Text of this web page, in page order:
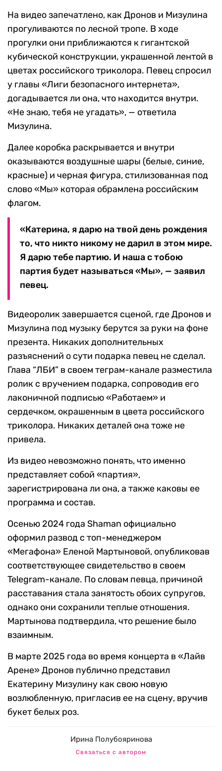
На видео запечатлено, как Дронов и Мизулина
прогуливаются по лесной тропе. В ходе
прогулки они приближаются к гигантской
кубической конструкции, украшенной лентой в
цветах российского триколора. Певец спросил
у главы «Лиги безопасного интернета»,
догадывается ли она, что находится внутри.
«Не знаю, тебя не угадать», — ответила
Мизулина.
Далее коробка раскрывается и внутри
оказываются воздушные шары (белые, синие,
красные) и черная фигура, стилизованная под
слово «Мы» которая обрамлена российским
флагом.
«Катерина, я дарю на твой день рождения
то, что никто никому не дарил в этом мире.
Я дарю тебе партию. И наша с тобою
партия будет называться «Мы», — заявил
певец.
Видеоролик завершается сценой, где Дронов и
Мизулина под музыку берутся за руки на фоне
презента. Никаких дополнительных
разъяснений о сути подарка певец не сделал.
Глава “ЛБИ” в своем теграм-канале разместила
ролик с вручением подарка, сопроводив его
лаконичной подписью «Работаем» и
сердечком, окрашенным в цвета российского
триколора. Никаких деталей она тоже не
привела.
Из видео невозможно понять, что именно
представляет собой «партия»,
зарегистрирована ли она, а также каковы ее
программа и состав.
Осенью 2024 года Shaman официально
оформил развод с топ-менеджером
«Мегафона» Еленой Мартыновой, опубликовав
соответствующее свидетельство в своем
Telegram-канале. По словам певца, причиной
расставания стала занятость обоих супругов,
однако они сохранили теплые отношения.
Мартынова подтвердила, что решение было
взаимным.
В марте 2025 года во время концерта в «Лайв
Арене» Дронов публично представил
Екатерину Мизулину как свою новую
возлюбленную, пригласив ее на сцену, вручив
букет белых роз.
Ирина Полубояринова
Связаться с автором